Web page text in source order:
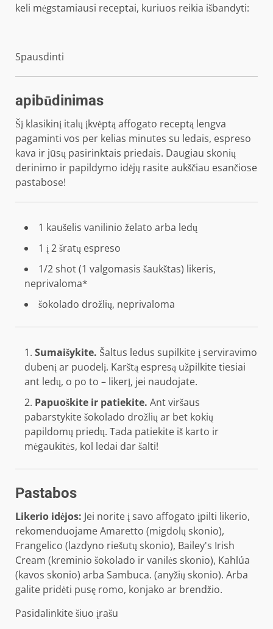
keli mėgstamiausi receptai, kuriuos reikia išbandyti:
Spausdinti
apibūdinimas
Šį klasikinį italų įkvėptą affogato receptą lengva
pagaminti vos per kelias minutes su ledais, espreso
kava ir jūsų pasirinktais priedais. Daugiau skonių
derinimo ir papildymo idėjų rasite aukščiau esančiose
pastabose!
1 kaušelis vanilinio želato arba ledų
1 į2šratų espreso
1/2shot (1 valgomasis šaukštas) likeris,
neprivaloma*
šokolado drožlių, neprivaloma
Sumaišykite. Šaltus ledus supilkite į serviravimo
dubenį ar puodelį. Karštą espresą užpilkite tiesiai
ant ledų, o po to – likerį, jei naudojate.
Papuoškite ir patiekite. Ant viršaus
pabarstykite šokolado drožlių ar bet kokių
papildomų priedų. Tada patiekite iš karto ir
mėgaukitės, kol ledai dar šalti!
Pastabos
Likerio idėjos: Jei norite į savo affogato įpilti likerio,
rekomenduojame Amaretto (migdolų skonio),
Frangelico (lazdyno riešutų skonio), Bailey's Irish
Cream (kreminio šokolado ir vanilės skonio), Kahlúa
(kavos skonio) arba Sambuca. (anyžių skonio). Arba
galite pridėti pusę romo, konjako ar brendžio.
Pasidalinkite šiuo įrašu